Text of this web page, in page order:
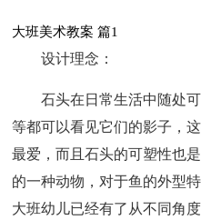
大班美术教案 篇1
设计理念：
石头在日常生活中随处
等都可以看见它们的影子，
最爱，而且石头的可塑性也
的一种动物，对于鱼的外型
大班幼儿已经有了从不同角